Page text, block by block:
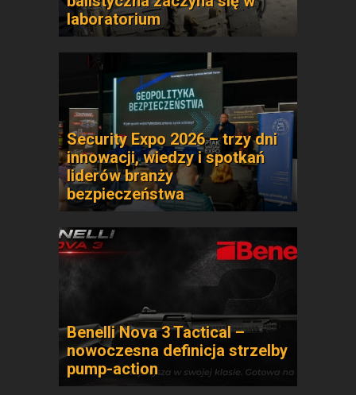
laboratorium
Security Expo 2026 – trzy dni
innowacji, wiedzy i spotkań
liderów branży
bezpieczeństwa
Benelli Nova 3 Tactical –
nowoczesna definicja strzelby
pump-action